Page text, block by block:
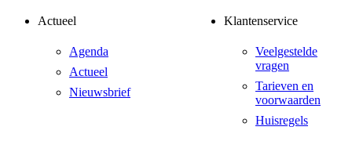
Actueel
Agenda
Actueel
Nieuwsbrief
Klantenservice
Veelgestelde
vragen
Tarieven en
voorwaarden
Huisregels